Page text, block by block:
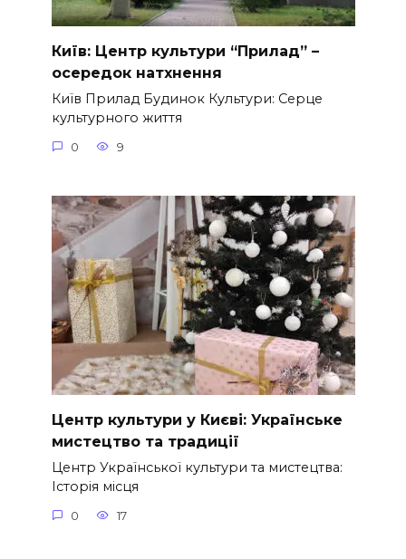
Київ: Центр культури “Прилад” –
осередок натхнення
Київ Прилад Будинок Культури: Серце
культурного життя
0 9
Центр культури у Києві: Українське
мистецтво та традиції
Центр Української культури та мистецтва:
Історія місця
0 17